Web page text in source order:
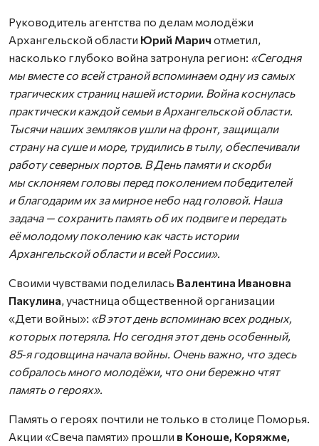
Руководитель агентства по делам молодёжи
Архангельской области Юрий Марич отметил,
насколько глубоко война затронула регион: «Сегодня
мы вместе со всей страной вспоминаем одну из самых
трагических страниц нашей истории. Война коснулась
практически каждой семьи в Архангельской области.
Тысячи наших земляков ушли на фронт, защищали
страну на суше и море, трудились в тылу, обеспечивали
работу северных портов. В День памяти и скорби
мы склоняем головы перед поколением победителей
и благодарим их за мирное небо над головой. Наша
задача — сохранить память об их подвиге и передать
её молодому поколению как часть истории
Архангельской области и всей России».
Своими чувствами поделилась Валентина Ивановна
Пакулина, участница общественной организации
«Дети войны»: «В этот день вспоминаю всех родных,
которых потеряла. Но сегодня этот день особенный,
85‑я годовщина начала войны. Очень важно, что здесь
собралось много молодёжи, что они бережно чтят
память о героях».
Память о героях почтили не только в столице Поморья.
Акции «Свеча памяти» прошли в Коноше, Коряжме,